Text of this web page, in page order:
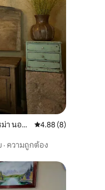
า นอร์เ
คะแนนเฉลี่ย 4.88 จาก
4.88 (8)
· ความถูกต้อง